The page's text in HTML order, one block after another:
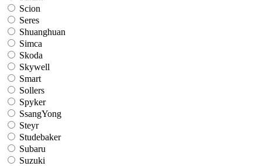
Scion
Seres
Shuanghuan
Simca
Skoda
Skywell
Smart
Sollers
Spyker
SsangYong
Steyr
Studebaker
Subaru
Suzuki